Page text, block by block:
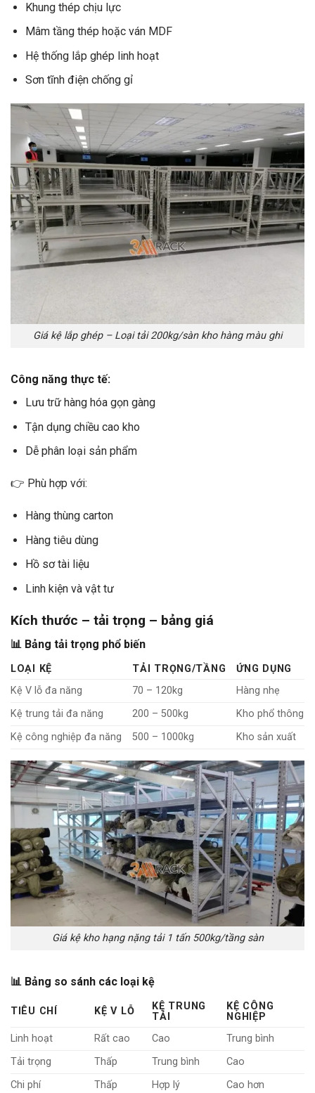
Khung thép chịu lực
Mâm tầng thép hoặc ván MDF
Hệ thống lắp ghép linh hoạt
Sơn tĩnh điện chống gỉ
Giá kệ lắp ghép – Loại tải 200kg/sàn kho hàng màu ghi
Công năng thực tế:
Lưu trữ hàng hóa gọn gàng
Tận dụng chiều cao kho
Dễ phân loại sản phẩm
👉 Phù hợp với:
Hàng thùng carton
Hàng tiêu dùng
Hồ sơ tài liệu
Linh kiện và vật tư
Kích thước – tải trọng – bảng giá
📊 Bảng tải trọng phổ biến
LOẠI KỆ TẢI TRỌNG/TẦNG
ỨNG DỤNG
Kệ V lỗ đa năng
70 – 120kg
Hàng nhẹ
Kệ trung tải đa năng
200 – 500kg
Kho phổ thông
Kệ công nghiệp đa năng
500 – 1000kg Kho sản xuất
Giá kệ kho hạng nặng tải 1 tấn 500kg/tầng sàn
📊 Bảng so sánh các loại kệ
TIÊU CHÍ KỆ V LỖ
KỆ TRUNG
TẢI
KỆ CÔNG
NGHIỆP
Linh hoạt
Rất cao Cao
Trung bình
Tải trọng
Thấp Trung bình
Cao
Chi phí
Thấp Hợp lý
Cao hơn